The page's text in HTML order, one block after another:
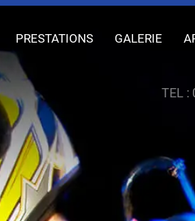
PRESTATIONS GALERIE
TEL :